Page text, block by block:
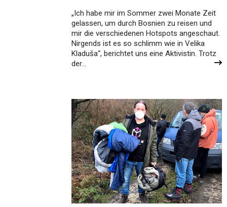
„Ich habe mir im Sommer zwei Monate Zeit
gelassen, um durch Bosnien zu reisen und
mir die verschiedenen Hotspots angeschaut.
Nirgends ist es so schlimm wie in Velika
Kladuša“, berichtet uns eine Aktivistin. Trotz
der…